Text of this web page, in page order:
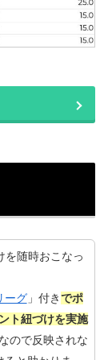
を随時おこなっ
ーグ」付きでポ
ト紐づけを実施
ので反映されな